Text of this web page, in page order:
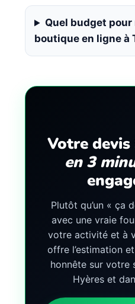
Quel budget
boutique en ligne à
Votre
en 3
Plutôt qu’un « ça
avec une vraie
votre activité et à
offre l’estimation
honnête sur votre
Hyères et